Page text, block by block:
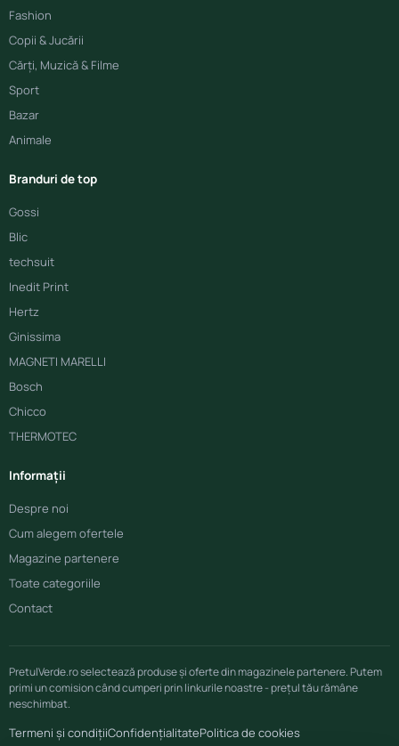
Fashion
Copii & Jucării
Cărți, Muzică & Filme
Sport
Bazar
Animale
Branduri de top
Gossi
Blic
techsuit
Inedit Print
Hertz
Ginissima
MAGNETI MARELLI
Bosch
Chicco
THERMOTEC
Informații
Despre noi
Cum alegem ofertele
Magazine partenere
Toate categoriile
Contact
PretulVerde.ro selectează produse și oferte din magazinele partenere. Putem
primi un comision când cumperi prin linkurile noastre - prețul tău rămâne
neschimbat.
Termeni și condițiiConfidențialitatePolitica de cookies